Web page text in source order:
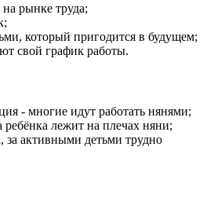
рынке труда;
который пригодится в будущем;
свой график работы.
- многие идут работать нянями;
ребёнка лежит на плечах няни;
за активными детьми трудно